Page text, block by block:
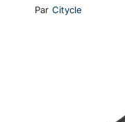
Par Citycle